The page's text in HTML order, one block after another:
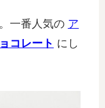
一番人気の ア
コレート にし